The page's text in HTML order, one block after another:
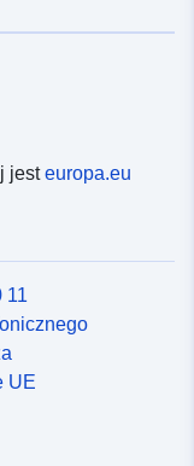
jesteuropa.eu
11
UE